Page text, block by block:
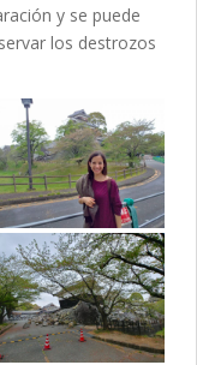
y se puede
los destrozos